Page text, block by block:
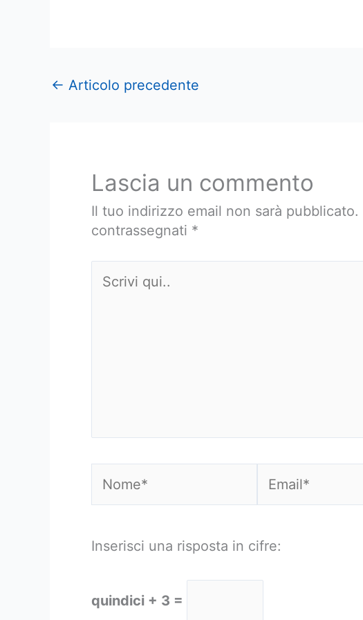
← Articolo precedente
Lascia un commento
Il tuo indirizzo email non sarà pubblicato.
contrassegnati *
qui..
Inserisci una risposta in cifre:
quindici + 3 =